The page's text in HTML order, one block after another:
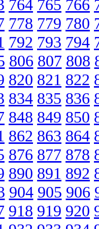
764 765 766
778 779 780
792 793 794
806 807 808
820 821 822
834 835 836
848 849 850
862 863 864
876 877 878
890 891 892
904 905 906
918 919 920